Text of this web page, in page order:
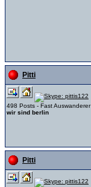
Pitti
498 Posts - Fast Auswanderer
wir sind berlin
Pitti